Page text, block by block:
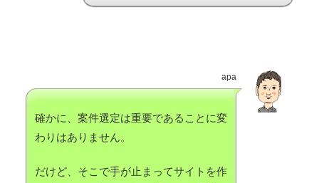
apa
確かに、案件選定は重要であることに変
わりはありません。
だけど、そこで手が止まってサイトを作